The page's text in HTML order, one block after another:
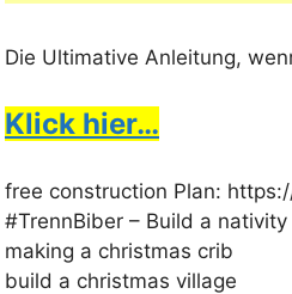
Die Ultimative Anleitung,
Klick hier…
free construction Plan:
#TrennBiber – Build a nativity
making a christmas crib
build a christmas village